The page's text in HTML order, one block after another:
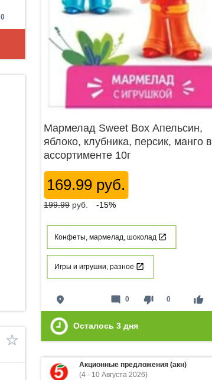
0
Мармелад Sweet Box Апельсин,
яблоко, клубника, персик, манго в
ассортименте 10г
169.99 руб.
199.99 руб. -15%
Конфеты, мармелад, шоколад
Игры и игрушки, разное
place thumb_down 0 thumb_up
mode_comment 0
Осталось 3 дня
Акционные предложения (акн)
(4 - 10 Августа 2026)